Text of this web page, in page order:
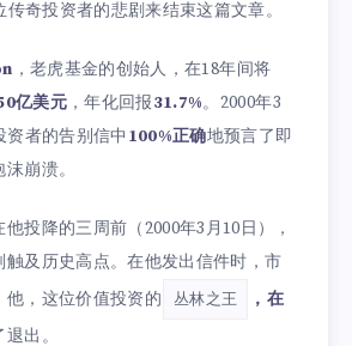
奇投资者的悲剧来结束这篇文章。
，老虎基金的创始人，在18年间将
亿美元，年化回报31.7%。2000年3
资者的告别信中 100%正确地预言了即
崩溃。
投降的三周前（2000年3月10日），
触及历史高点。在他发出信件时，市
，这位价值投资的
丛林之王
，在
出。